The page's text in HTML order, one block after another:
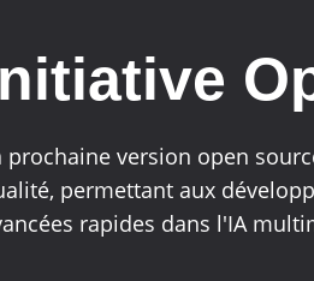
prochaine version open
permettant aux
rapides dans l'IA